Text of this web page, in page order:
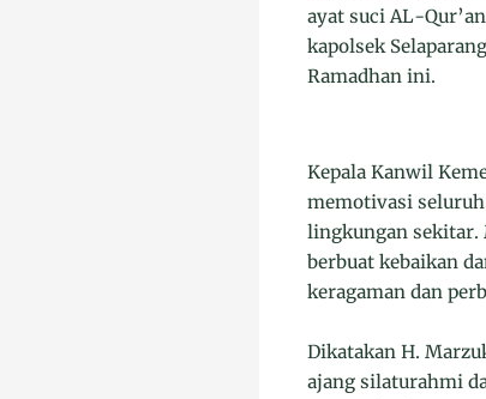
ayat suci AL-
kapolsek
Ramadhan ini.
Kepala Kanwil
memotivasi
lingkungan sekitar.
berbuat kebaikan
keragaman dan
Dikatakan H.
ajang silaturahmi